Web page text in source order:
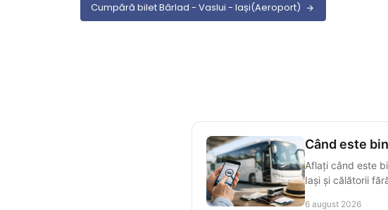
Cumpără bilet Bârlad - Vaslui - Iași(Aeroport)
Când este
Aflați când este
Iași și călătorii
6 august 2026